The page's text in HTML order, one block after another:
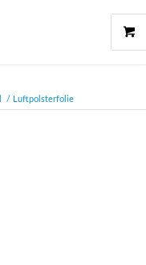
/
Luftpolsterfolie